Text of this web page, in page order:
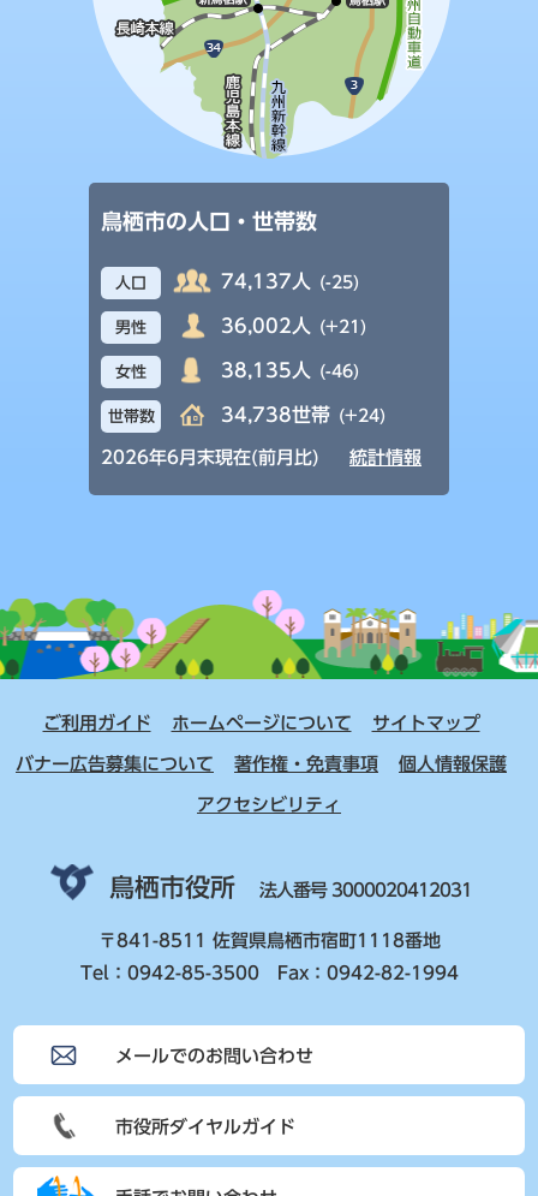
鳥栖市の人口・世帯数
人口 74,137人 (-25)
男性 36,002人 (+21)
女性 38,135人 (-46)
世帯数 34,738世帯 (+24)
2026年6月末現在(前月比) 統計情報
ご利用ガイド ホームページについて サイトマップ
バナー広告募集について 著作権・免責事項 個人情報保護
アクセシビリティ
鳥栖市役所 法人番号 3000020412031
〒841-8511 佐賀県鳥栖市宿町1118番地
Tel：0942-85-3500 Fax：0942-82-1994
メールでのお問い合わせ
市役所ダイヤルガイド